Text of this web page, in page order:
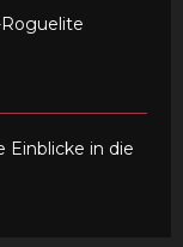
Einblicke in die